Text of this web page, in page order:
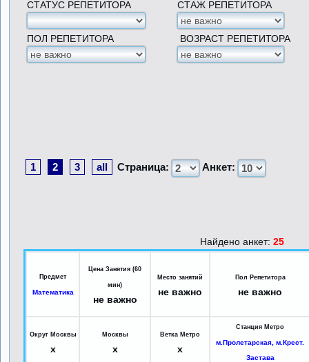
СТАТУС РЕПЕТИТОРА СТАЖ РЕПЕТИТОРА
ПОЛ РЕПЕТИТОРА ВОЗРАСТ РЕПЕТИТОРА
1 2 3 all Страница: Анкет:
Найдено анкет: 25
Предмет
Математика
Цена Занятия (60
мин)
не важно
Место занятий
не важно
Пол Репетитора
не важно
Округ Москвы
x
Москвы
x
Ветка Метро
x
Станция Метро
м.Пролетарская, м.Крест.
Застава